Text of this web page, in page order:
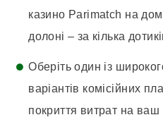
казино Parimatch на
долоні – за кілька
Оберіть один із
варіантів комісійних
покриття витрат на ваш